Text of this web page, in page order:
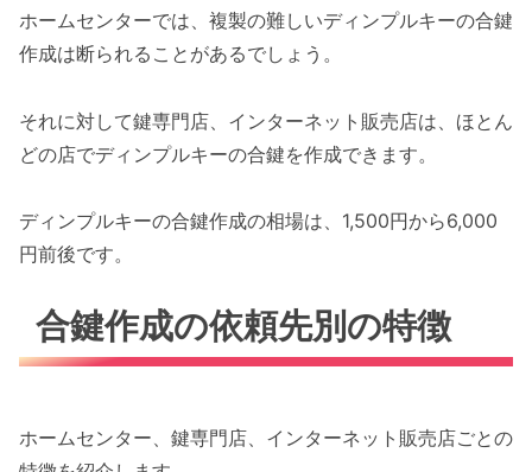
ホームセンターでは、複製の難しいディンプルキーの合鍵
作成は断られることがあるでしょう。
それに対して鍵専門店、インターネット販売店は、ほとん
どの店でディンプルキーの合鍵を作成できます。
ディンプルキーの合鍵作成の相場は、1,500円から6,000
円前後です。
合鍵作成の依頼先別の特徴
ホームセンター、鍵専門店、インターネット販売店ごとの